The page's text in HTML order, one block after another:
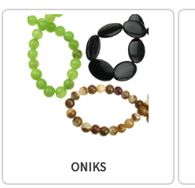
ONIKS